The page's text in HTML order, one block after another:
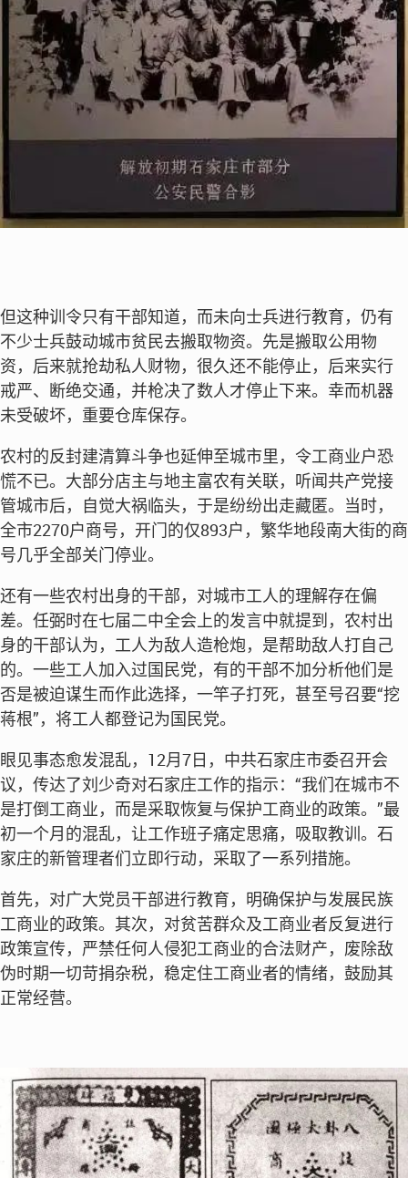
但这种训令只有干部知道，而未向士兵进行教育，仍有
不少士兵鼓动城市贫民去搬取物资。先是搬取公用物
资，后来就抢劫私人财物，很久还不能停止，后来实行
戒严、断绝交通，并枪决了数人才停止下来。幸而机器
未受破坏，重要仓库保存。
农村的反封建清算斗争也延伸至城市里，令工商业户恐
慌不已。大部分店主与地主富农有关联，听闻共产党接
管城市后，自觉大祸临头，于是纷纷出走藏匿。当时，
全市2270户商号，开门的仅893户，繁华地段南大街的商
号几乎全部关门停业。
还有一些农村出身的干部，对城市工人的理解存在偏
差。任弼时在七届二中全会上的发言中就提到，农村出
身的干部认为，工人为敌人造枪炮，是帮助敌人打自己
的。一些工人加入过国民党，有的干部不加分析他们是
否是被迫谋生而作此选择，一竿子打死，甚至号召要“挖
蒋根”，将工人都登记为国民党。
眼见事态愈发混乱，12月7日，中共石家庄市委召开会
议，传达了刘少奇对石家庄工作的指示：“我们在城市不
是打倒工商业，而是采取恢复与保护工商业的政策。”最
初一个月的混乱，让工作班子痛定思痛，吸取教训。石
家庄的新管理者们立即行动，采取了一系列措施。
首先，对广大党员干部进行教育，明确保护与发展民族
工商业的政策。其次，对贫苦群众及工商业者反复进行
政策宣传，严禁任何人侵犯工商业的合法财产，废除敌
伪时期一切苛捐杂税，稳定住工商业者的情绪，鼓励其
正常经营。